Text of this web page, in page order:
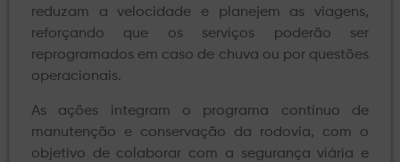
reduzam a velocidade e planejem as viagens,
reforçando que os serviços poderão ser
reprogramados em caso de chuva ou por questões
operacionais.
As ações integram o programa contínuo de
manutenção e conservação da rodovia, com o
objetivo de colaborar com a segurança viária e